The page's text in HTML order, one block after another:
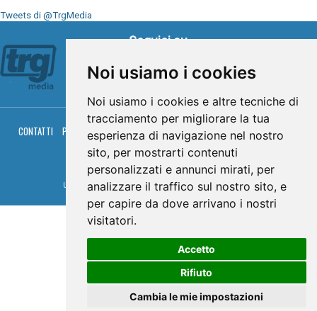
Noi usiamo i cookies
Noi usiamo i cookies e altre tecniche di
tracciamento per migliorare la tua
esperienza di navigazione nel nostro
sito, per mostrarti contenuti
personalizzati e annunci mirati, per
analizzare il traffico sul nostro sito, e
per capire da dove arrivano i nostri
visitatori.
Accetto
Rifiuto
Cambia le mie impostazioni
Tweets di @TrgMedia
Seguici su
CONTATTI PRIVACY COOKIES PALINSESTO DIRETTA TV
DIRETTA RADIO
RGM HITRADIO
© TRG Media 2005-2026
Umbria Televisioni s.r.l. - P.I.00496230541 - www.trgmedia.it- Powered by